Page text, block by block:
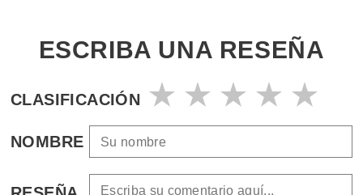
ESCRIBA UNA RESEÑA
CLASIFICACIÓN
NOMBRE